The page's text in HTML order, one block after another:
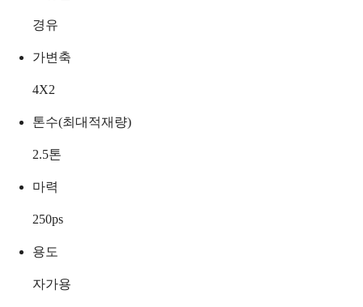
경유
가변축
4X2
톤수(최대적재량)
2.5톤
마력
250ps
용도
자가용